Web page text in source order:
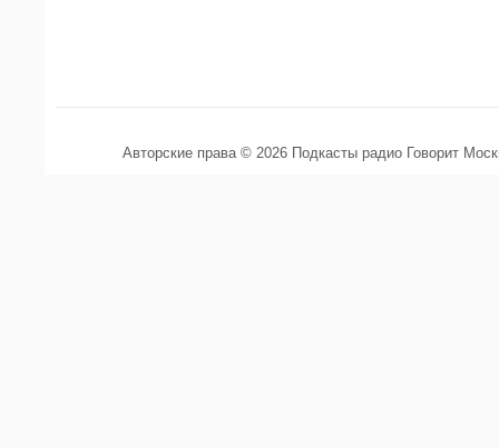
Авторские права © 2026 Подкасты радио Говорит